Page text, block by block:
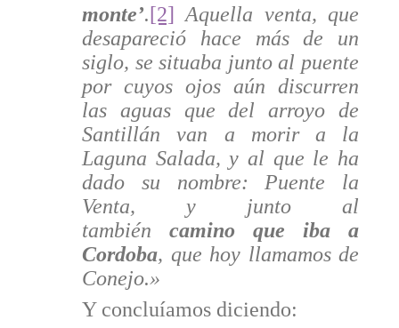
monte’.[2] Aquella venta, que
desapareció hace más de un
siglo, se situaba junto al puente
por cuyos ojos aún discurren
las aguas que del arroyo de
Santillán van a morir a la
Laguna Salada, y al que le ha
dado su nombre: Puente la
Venta, y junto al
tambiéncamino que iba a
Cordoba, que hoy llamamos de
Conejo.»
Y concluíamos diciendo: